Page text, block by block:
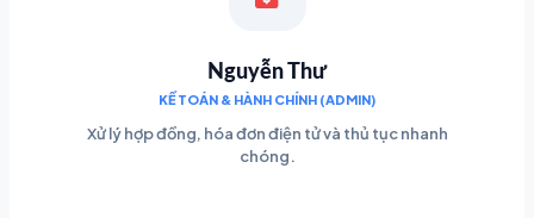
Nguyễn Thư
KẾ TOÁN & HÀNH CHÍNH (ADMIN)
Xử lý hợp đồng, hóa đơn điện tử và thủ tục nhanh
chóng.